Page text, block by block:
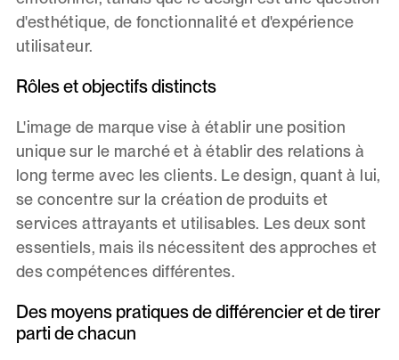
d'esthétique, de fonctionnalité et d'expérience
utilisateur.
Rôles et objectifs distincts
L'image de marque vise à établir une position
unique sur le marché et à établir des relations à
long terme avec les clients. Le design, quant à lui,
se concentre sur la création de produits et
services attrayants et utilisables. Les deux sont
essentiels, mais ils nécessitent des approches et
des compétences différentes.
Des moyens pratiques de différencier et de tirer
parti de chacun